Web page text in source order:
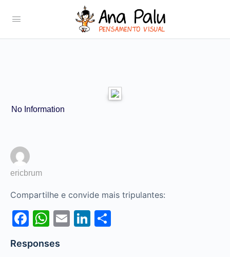
No Information
ericbrum
Compartilhe e convide mais tripulantes:
Facebook
WhatsApp
EmailLinkedIn
Responses